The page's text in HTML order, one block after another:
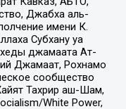
Джабха аль-
имени К.
Субхану уа
джамаата Ат-
Джамаат, Рохнамо
сообщество
Тахрир аш-Шам,
White Power,